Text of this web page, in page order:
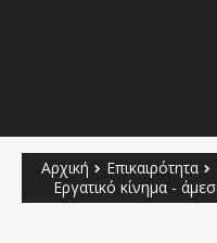
Αρχική Επικαιρότητα
Εργατικό κίνημα -